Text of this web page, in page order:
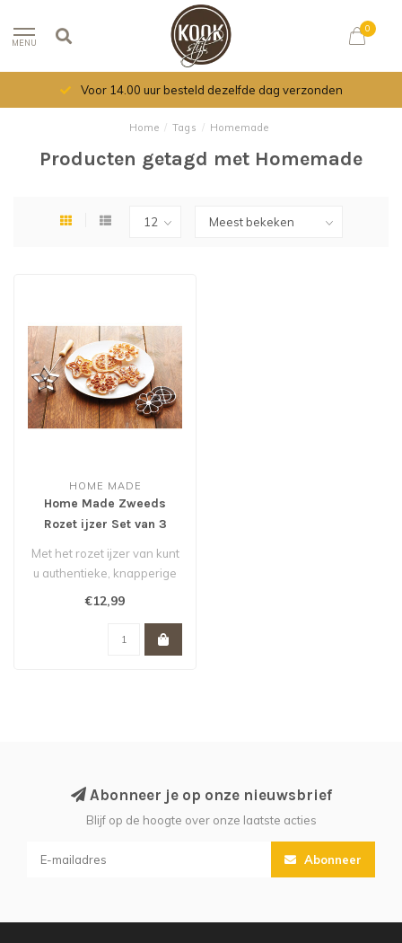
MENU
0
Voor 14.00 uur besteld dezelfde dag verzonden
Home / Tags / Homemade
Producten getagd met Homemade
HOME MADE
Home Made Zweeds
Rozet ijzer Set van 3
Met het rozet ijzer van kunt
u authentieke, knapperige
rozetkoekjes maken..
€12,99
Abonneer je op onze nieuwsbrief
Blijf op de hoogte over onze laatste acties
Abonneer